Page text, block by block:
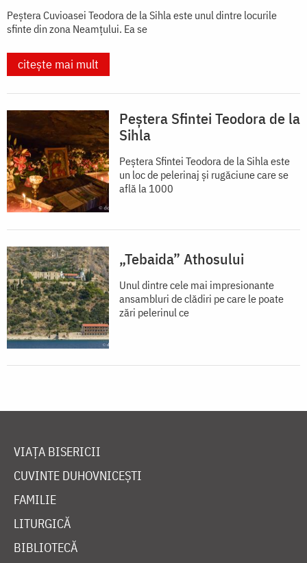
Peștera Cuvioasei Teodora de la Sihla este unul dintre locurile
sfinte din zona Neamțului. Ea se
citește mai mult
Peștera Sfintei Teodora de la
Sihla
Peștera Sfintei Teodora de la Sihla este
un loc de pelerinaj și rugăciune care se
află la 1000
„Tebaida” Athosului
Unul dintre cele mai impresionante
ansambluri de clădiri pe care le poate
zări pelerinul ce
VIAȚA BISERICII
CUVINTE DUHOVNICEȘTI
FAMILIE
LITURGICĂ
BIBLIOTECĂ